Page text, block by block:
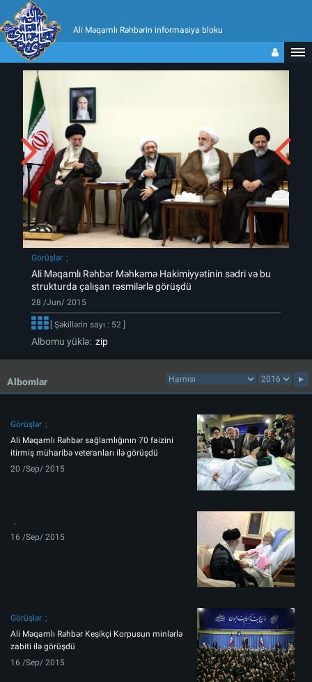
Ali Məqamlı Rəhbərin informasiya bloku
Görüşlər
Ali Məqamlı Rəhbər Məhkəmə Hakimiyyətinin sədri və bu
strukturda çalışan rəsmilərlə görüşdü
28 /Jun/ 2015
[ Şəkillərin sayı : 52 ]
Albomu yüklə: zip
Albomlar
Görüşlər
Ali Məqamlı Rəhbər sağlamlığının 70 faizini
itirmiş müharibə veteranları ilə görüşdü
20 /Sep/ 2015
16 /Sep/ 2015
Görüşlər
Ali Məqamlı Rəhbər Keşikçi Korpusun minlərlə
zabiti ilə görüşdü
16 /Sep/ 2015